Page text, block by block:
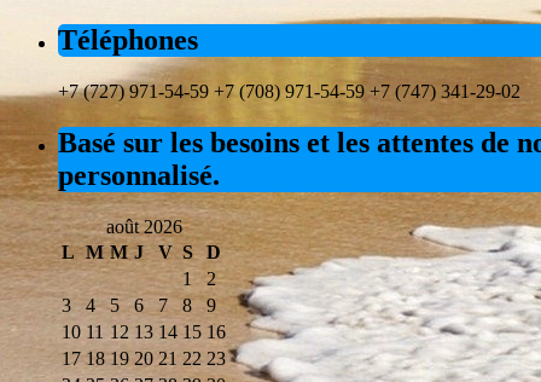
Téléphones
+7 (727) 971-54-59 +7 (708) 971-54-59 +7 (747) 341-29-02
Basé sur les besoins et les attentes de
personnalisé.
août 2026
L M M J V S D
1
2
3
4 5 6 7 8
9
10 11 12 13 14 15 16
17 18 19 20 21 22 23